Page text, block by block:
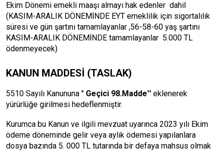
Ekim Dönemi emekli maaşı almayı hak edenler dahil
(KASIM-ARALIK DÖNEMİNDE EYT emeklilik için sigortalılık
süresi ve gün şartını tamamlayanlar ,56-58-60 yaş şartını
KASIM-ARALIK DÖNEMİNDE tamamlayanlar 5.000 TL
ödenmeyecek)
KANUN MADDESİ (TASLAK)
5510 Sayılı Kanununa '' Geçici 98.Madde'' eklenerek
yürürlüğe girilmesi hedeflenmiştir.
Kurumca bu Kanun ve ilgili mevzuat uyarınca 2023 yılı Ekim
ödeme döneminde gelir veya aylık ödemesi yapılanlara
dosya bazında 5. 000 TL tutarında bir defaya mahsus olmak